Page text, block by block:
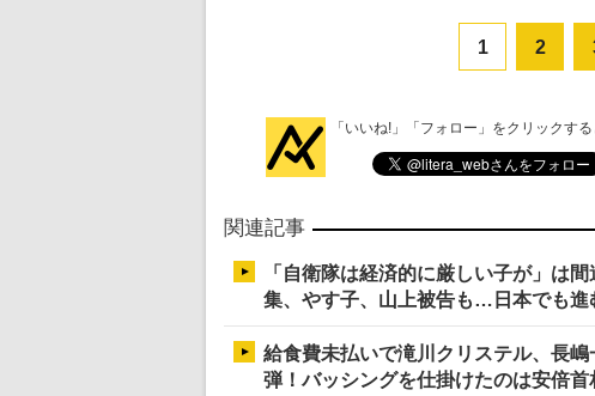
1 2
「いいね!」「フォロー」をクリックす
関連記事
「自衛隊は経済的に厳しい子が」は
集、やす子、山上被告も…日本でも進
給食費未払いで滝川クリステル、長
弾！バッシングを仕掛けたのは安倍